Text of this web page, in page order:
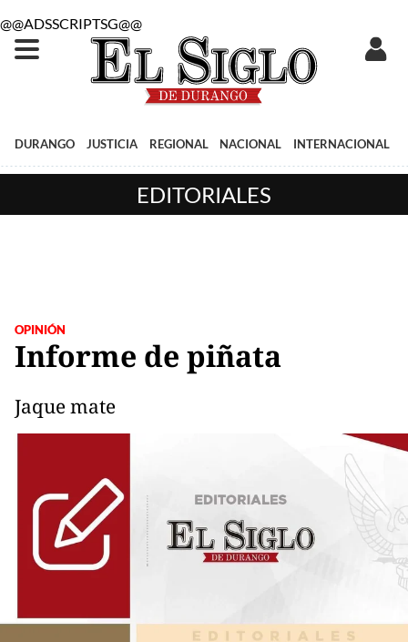
@@ADSSCRIPTSG@@
DURANGO JUSTICIA REGIONAL NACIONAL INTERNACIONAL
EDITORIALES
OPINIÓN
Informe de piñata
Jaque mate